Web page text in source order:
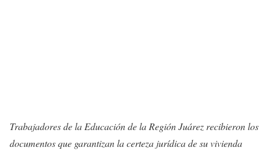
Trabajadores de la Educación de la Región Juárez recibieron los
documentos que garantizan la certeza jurídica de su vivienda